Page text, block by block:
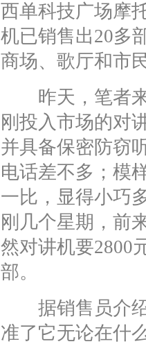
西单科技广场摩
机已销售出20多
商场、歌厅和市
昨天，笔者来
刚投入市场的对
并具备保密防窃
电话差不多；模
一比，显得小巧
刚几个星期，前
然对讲机要2800
部。
据销售员介绍
准了它无论在什